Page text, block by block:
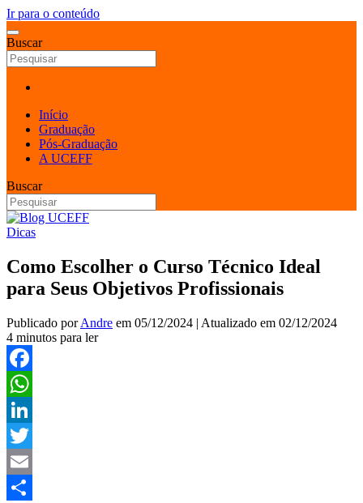
Ir para o conteúdo
Buscar
Início
Graduação
Pós-Graduação
A UCEFF
Buscar
Dicas
Como Escolher o Curso Técnico Ideal
para Seus Objetivos Profissionais
Publicado porAndre em 05/12/2024 | Atualizado em 02/12/2024
4 minutos para ler
Facebook
WhatsApp
LinkedIn
Twitter
Email